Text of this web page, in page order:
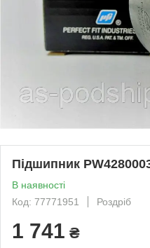
Підшипник
В наявності
Код: 77771951
Роздріб
1 741 ₴